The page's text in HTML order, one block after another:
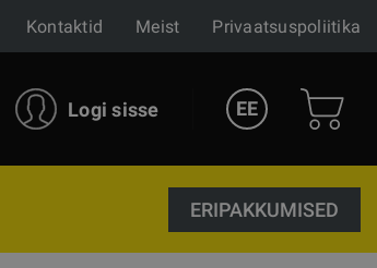
Kontaktid Meist Privaatsuspoliitika
Logi sisse EE
ERIPAKKUMISED